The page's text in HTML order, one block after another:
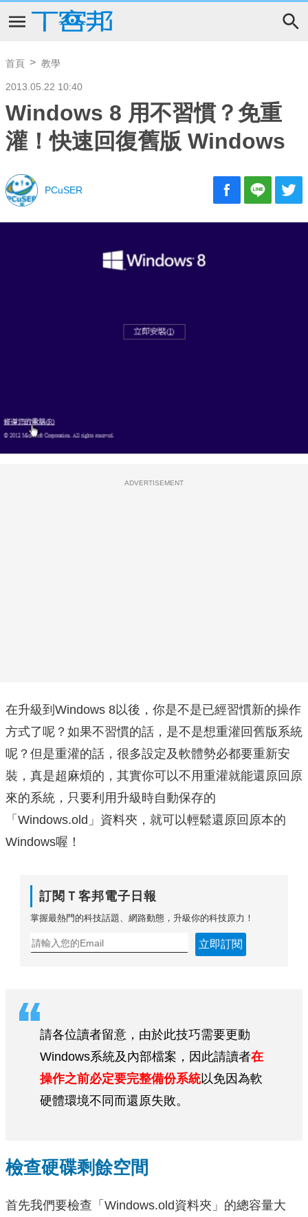
首頁 教學
2013.05.22 10:40
Windows 8 用不習慣？免重
灌！快速回復舊版 Windows
PCuSER
ADVERTISEMENT
在升級到Windows 8以後，你是不是已經習慣新的操作
方式了呢？如果不習慣的話，是不是想重灌回舊版系統
呢？但是重灌的話，很多設定及軟體勢必都要重新安
裝，真是超麻煩的，其實你可以不用重灌就能還原回原
來的系統，只要利用升級時自動保存的
「Windows.old」資料夾，就可以輕鬆還原回原本的
Windows喔！
訂閱Ｔ客邦電子日報
掌握最熱門的科技話題、網路動態，升級你的科技原力！
立即訂閱
請各位讀者留意，由於此技巧需要更動
Windows系統及內部檔案，因此請讀者在
操作之前必定要完整備份系統以免因為軟
硬體環境不同而還原失敗。
檢查硬碟剩餘空間
首先我們要檢查「Windows.old資料夾」的總容量大